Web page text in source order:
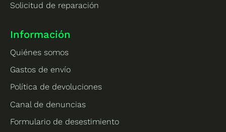
Solicitud de reparación
Información
Quiénes somos
Gastos de envío
Política de devoluciones
Canal de denuncias
Formulario de desestimiento